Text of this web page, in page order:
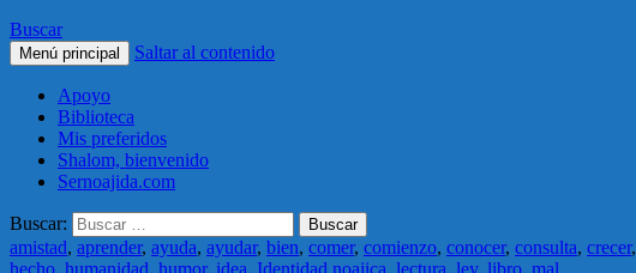
Buscar
Menú principal Saltar al contenido
Apoyo
Biblioteca
Mis preferidos
Shalom, bienvenido
Sernoajida.com
Buscar:
amistad, aprender, ayuda, ayudar, bien, comer, comienzo, conocer, consulta, crecer,
hecho, humanidad, humor, idea, Identidad noajica, lectura, ley, libro, mal